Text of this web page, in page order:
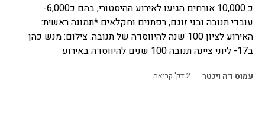
כ 10,000 אורחים הגיעו לאירוע ההיסטורי, בהם כ6,000-
עובדי תנובה ובני זוגם, רפתנים וחקלאים *תמונה ראשית:
האירוע לציון 100 שנה להיווסדה של תנובה. צילום: מנש כהן
ב17- ליוני ציינה תנובה 100 שנים להיווסדה באירוע
עמוס דה וינטר 2דק' קריאה